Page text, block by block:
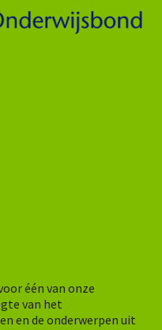
één van onze
van het
en de onderwerpen uit